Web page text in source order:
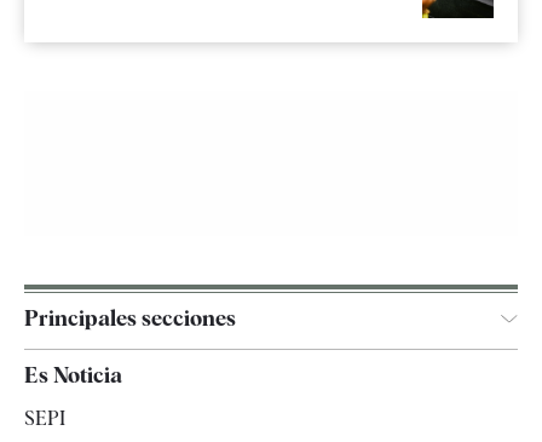
Principales secciones
España
Es Noticia
SEPI